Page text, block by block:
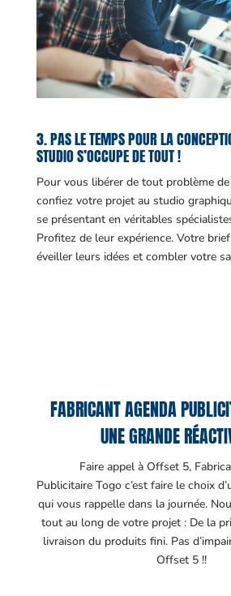
3. PAS LE TEMPS POUR LA
STUDIO S’OCCUPE DE TOUT !
Pour vous libérer de tout problème
confiez votre projet au studio
se présentant en véritables
Profitez de leur expérience. Votre
éveiller leurs idées et combler votre
FABRICANT AGENDA
UNE GRANDE
Faire appel à Offset 5,
Publicitaire Togo c’est faire le choix
qui vous rappelle dans la journée.
tout au long de votre projet : De la
livraison du produits fini. Pas
Offset 5 !!